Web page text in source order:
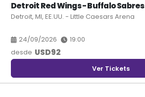
Detroit Red Wings - Buffalo Sabres
Detroit, MI, EE.UU. - Little Caesars Arena
24/09/2026
19:00
desde USD92
Ver Tickets